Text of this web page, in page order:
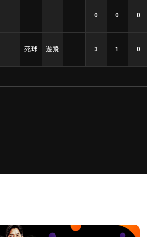
0 0 0
死球 遊飛 3 1 0